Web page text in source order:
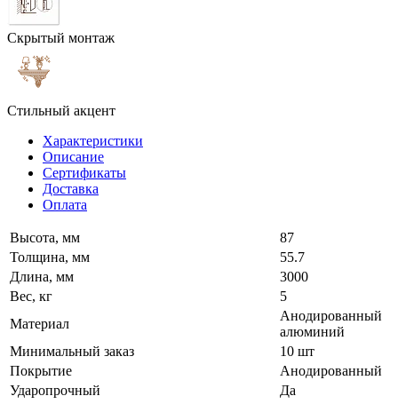
Скрытый монтаж
Стильный акцент
Характеристики
Описание
Сертификаты
Доставка
Оплата
Высота, мм
87
Толщина, мм
55.7
Длина, мм
3000
Вес, кг
5
Материал
Анодированный
алюминий
Минимальный заказ
10 шт
Покрытие
Анодированный
Ударопрочный
Да